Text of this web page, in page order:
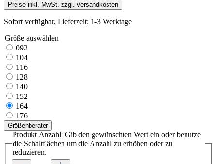
Preise inkl. MwSt. zzgl. Versandkosten
Sofort verfügbar, Lieferzeit: 1-3 Werktage
Größe auswählen
092
104
116
128
140
152
164
176
Größenberater
Produkt Anzahl: Gib den gewünschten Wert ein oder benutze
die Schaltflächen um die Anzahl zu erhöhen oder zu
reduzieren.